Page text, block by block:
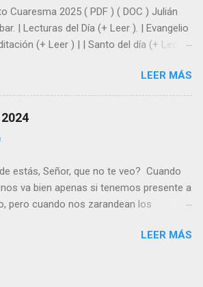
por nosotros. “ Señor, soy un
sin frutos, pero tú me das la savia para
menos mis ramas y hojas den sombra
hombre? - ¿Superas tu fragilidad con la
de Dios? Julián Escobar. | Lecturas del
Leer ). | Evangelio y Meditación (+ Leer ) |
Cuaresma 2025 ( PDF ) ( DOC ) Julián
| Lecturas del Día (+ Leer ). | Evangelio
(+ Leer ) | | Santo del día (+ Leer )
LEER MÁS
estás, Señor, que no te veo? Cuando
va bien apenas si tenemos presente a
pero cuando nos zarandean los
estás, Señor, que no te veo, que me
LEER MÁS